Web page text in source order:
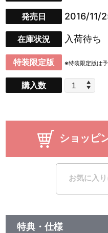
発売日 2016/11/
在庫状況 入荷待ち
特装限定版 ※特装限定版は
購入数
ショッピ
お気に入
特典・仕様